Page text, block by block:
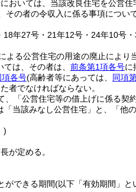
おいては、当該改良住宅を公営住
その者の令収入に係る事項について
年27号・21年12号・24年10号
る公営住宅の用途の廃止によ
は、その者は、 前条第1項各号に
項各号(高齢者等にあっては、 同項
者でなければならない。
、「公営住宅等の借上げに係る契
当該みなし公営住宅」と、「他
)
が定める。
ができる期間(以下「有効期間」と